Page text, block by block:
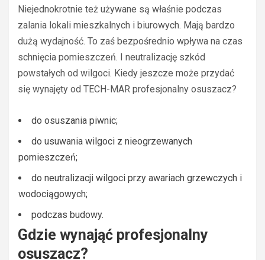
Niejednokrotnie też używane są właśnie podczas
zalania lokali mieszkalnych i biurowych. Mają bardzo
dużą wydajność. To zaś bezpośrednio wpływa na czas
schnięcia pomieszczeń. I neutralizację szkód
powstałych od wilgoci. Kiedy jeszcze może przydać
się wynajęty od TECH-MAR profesjonalny osuszacz?
do osuszania piwnic;
do usuwania wilgoci z nieogrzewanych
pomieszczeń;
do neutralizacji wilgoci przy awariach grzewczych i
wodociągowych;
podczas budowy.
Gdzie wynająć profesjonalny
osuszacz?